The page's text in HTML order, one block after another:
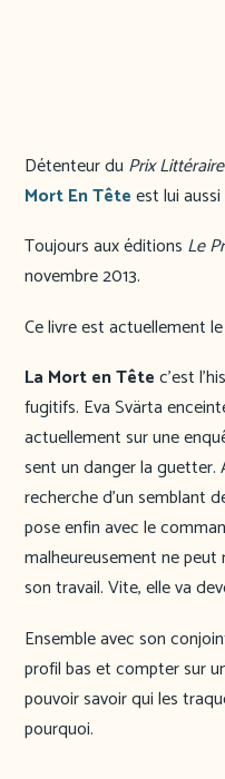
Détenteur du Prix
Mort En Têteest lui
Toujours aux éditions Le
novembre 2013.
Ce livre est actuellement
La Mort en Têtec’est
fugitifs. Eva Svärta
actuellement sur une
sent un danger la guetter.
recherche d’un semblant
pose enfin avec le
malheureusement ne peut
son travail. Vite, elle va
Ensemble avec son
profil bas et compter sur
pouvoir savoir qui les
pourquoi.